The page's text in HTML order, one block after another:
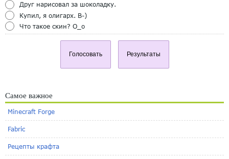
Друг нарисовал за шоколадку.
Купил, я олигарх. B-)
Что такое скин? O_o
Голосовать Результаты
Самое важное
Minecraft Forge
Fabric
Рецепты крафта